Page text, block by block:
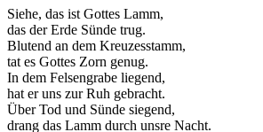
Siehe, das ist Gottes Lamm,
das der Erde Sünde trug.
Blutend an dem Kreuzesstamm,
tat es Gottes Zorn genug.
In dem Felsengrabe liegend,
hat er uns zur Ruh gebracht.
Über Tod und Sünde siegend,
drang das Lamm durch unsre Nacht.